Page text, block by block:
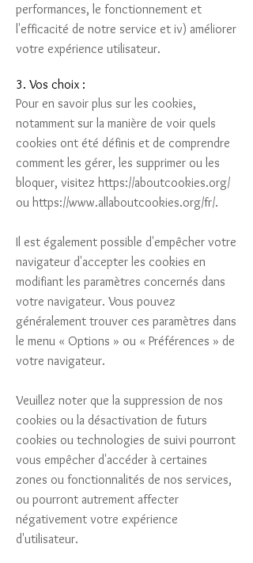
performances, le fonctionnement et
l'efficacité de notre service et iv) améliorer
votre expérience utilisateur.
3. Vos choix :
Pour en savoir plus sur les cookies,
notamment sur la manière de voir quels
cookies ont été définis et de comprendre
comment les gérer, les supprimer ou les
bloquer, visitez https://aboutcookies.org/
ou https://www.allaboutcookies.org/fr/.
Il est également possible d'empêcher votre
navigateur d'accepter les cookies en
modifiant les paramètres concernés dans
votre navigateur. Vous pouvez
généralement trouver ces paramètres dans
le menu « Options » ou « Préférences » de
votre navigateur.
Veuillez noter que la suppression de nos
cookies ou la désactivation de futurs
cookies ou technologies de suivi pourront
vous empêcher d'accéder à certaines
zones ou fonctionnalités de nos services,
ou pourront autrement affecter
négativement votre expérience
d'utilisateur.